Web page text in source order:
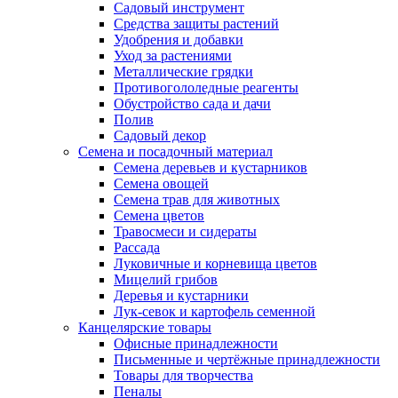
Садовый инструмент
Средства защиты растений
Удобрения и добавки
Уход за растениями
Металлические грядки
Противогололедные реагенты
Обустройство сада и дачи
Полив
Садовый декор
Семена и посадочный материал
Семена деревьев и кустарников
Семена овощей
Семена трав для животных
Семена цветов
Травосмеси и сидераты
Рассада
Луковичные и корневища цветов
Мицелий грибов
Деревья и кустарники
Лук-севок и картофель семенной
Канцелярские товары
Офисные принадлежности
Письменные и чертёжные принадлежности
Товары для творчества
Пеналы